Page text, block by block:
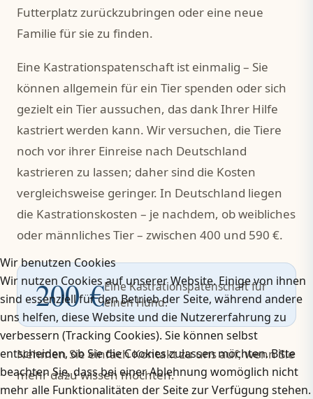
Futterplatz zurückzubringen oder eine neue
Familie für sie zu finden.
Eine Kastrationspatenschaft ist einmalig – Sie
können allgemein für ein Tier spenden oder sich
gezielt ein Tier aussuchen, das dank Ihrer Hilfe
kastriert werden kann. Wir versuchen, die Tiere
noch vor ihrer Einreise nach Deutschland
kastrieren zu lassen; daher sind die Kosten
vergleichsweise geringer. In Deutschland liegen
die Kastrationskosten – je nachdem, ob weibliches
oder männliches Tier – zwischen 400 und 590 €.
200 €Eine Kastrationspatenschaft für
einen Hund.
Nehmen Sie einfach Kontakt zu uns auf, wenn Sie
mehr dazu wissen möchten.
Wir benutzen Cookies
Wir nutzen Cookies auf unserer Website. Einige von ihnen
sind essenziell für den Betrieb der Seite, während andere
uns helfen, diese Website und die Nutzererfahrung zu
verbessern (Tracking Cookies). Sie können selbst
entscheiden, ob Sie die Cookies zulassen möchten. Bitte
beachten Sie, dass bei einer Ablehnung womöglich nicht
mehr alle Funktionalitäten der Seite zur Verfügung stehen.